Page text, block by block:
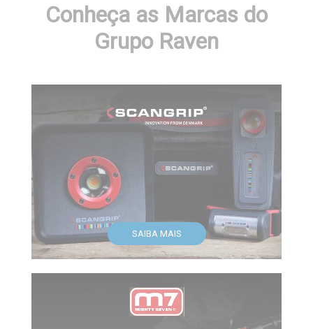
Conheça as Marcas do
Grupo Raven
SAIBA MAIS